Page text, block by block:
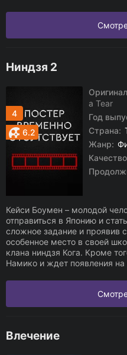
Ниндзя 2
4
6.2
a Tear
Год
Страна:
Жанр:
Кейси Боумен – молодой
отправиться в Японию и
сложное задание и проявив
особенное место в своей
клана ниндзя Кога. Кроме
Намико и ждет появления на
Влечение